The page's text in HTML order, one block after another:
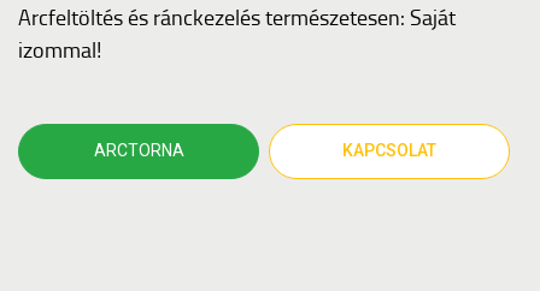
Arcfeltöltés és ránckezelés természetesen: Saját
izommal!
ARCTORNA KAPCSOLAT